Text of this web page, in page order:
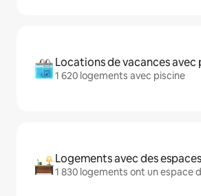
Locations de vacances avec
1 620 logements avec piscine
Logements avec des
1 830 logements ont un espace